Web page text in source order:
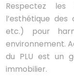
Respectez les
l’esthétique des
etc.) pour
environnement.
du PLU est un
immobilier.